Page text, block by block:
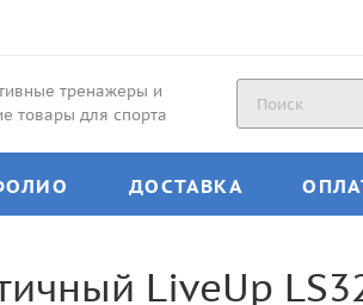
тренажеры и
товары для спорта
ДОСТАВКА
LiveUp